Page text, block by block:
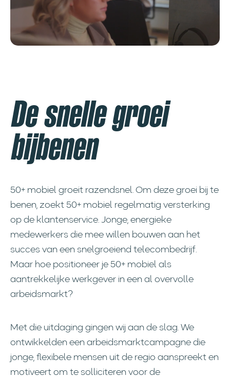
De snelle groei
bijbenen
50+ mobiel groeit razendsnel. Om deze groei bij te
benen, zoekt 50+ mobiel regelmatig versterking
op de klantenservice. Jonge, energieke
medewerkers die mee willen bouwen aan het
succes van een snelgroeiend telecombedrijf.
Maar hoe positioneer je 50+ mobiel als
aantrekkelijke werkgever in een al overvolle
arbeidsmarkt?
Met die uitdaging gingen wij aan de slag. We
ontwikkelden een arbeidsmarktcampagne die
jonge, flexibele mensen uit de regio aanspreekt en
motiveert om te solliciteren voor de